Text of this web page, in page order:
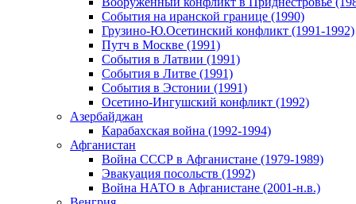
События на иранской границе (1990)
Грузино-Ю.Осетинский конфликт (1991-1992)
Путч в Москве (1991)
События в Латвии (1991)
События в Литве (1991)
События в Эстонии (1991)
Осетино-Ингушский конфликт (1992)
Азербайджан
Карабахская война (1992-1994)
Афганистан
Война СССР в Афганистане (1979-1989)
Эвакуация посольств (1992)
Война НАТО в Афганистане (2001-н.в.)